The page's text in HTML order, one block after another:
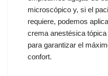
microscópico y, si el
requiere, podemos
crema anestésica
para garantizar el
confort.